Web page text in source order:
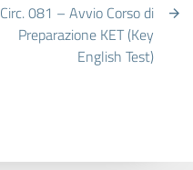
Circ. 081 – Avvio Corso di
Preparazione KET (Key
English Test)